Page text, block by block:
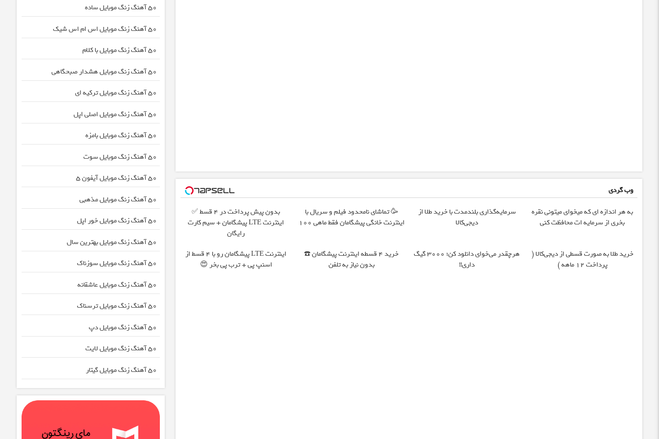
وب گردی
به هر اندازه ای که میخوای میتونی نقره
بخری از سرمایه ات محافظت کنی
سرمایه‌گذاری بلندمدت با خرید طلا از
دیجی‌کالا
🥳 تماشای نامحدود فیلم و سریال با
اینترنت خانگی پیشگامان فقط ماهی 100
بدون پیش پرداخت در 4 قسط ✅
اینترنت LTE پیشگامان + سیم کارت
رایگان
خرید طلا به صورت قسطی از دیجی‌کالا (
پرداخت 12 ماهه )
هرچقدر می‌خوای دانلود کن؛ 3000 گیگ
داری!!
خرید 4 قسطه اینترنت پیشگامان ☎️
بدون نیاز به تلفن
اینترنت LTE پیشگامان رو با 4 قسط از
اسنپ پی + ترب پی بخر 😍
50 آهنگ زنگ موبایل ساده
50 آهنگ زنگ موبایل اس ام اس شیک
50 آهنگ زنگ موبایل با کلام
50 آهنگ زنگ موبایل هشدار صبحگاهی
50 آهنگ زنگ موبایل ترکیه ای
50 آهنگ زنگ موبایل اصلی اپل
50 آهنگ زنگ موبایل بامزه
50 آهنگ زنگ موبایل سوت
50 آهنگ زنگ موبایل آیفون 5
50 آهنگ زنگ موبایل مذهبی
50 آهنگ زنگ موبایل خور اپل
50 آهنگ زنگ موبایل بهترین سال
50 آهنگ زنگ موبایل سوزناک
50 آهنگ زنگ موبایل عاشقانه
50 آهنگ زنگ موبایل ترسناک
50 آهنگ زنگ موبایل دپ
50 آهنگ زنگ موبایل لایت
50 آهنگ زنگ موبایل گیتار